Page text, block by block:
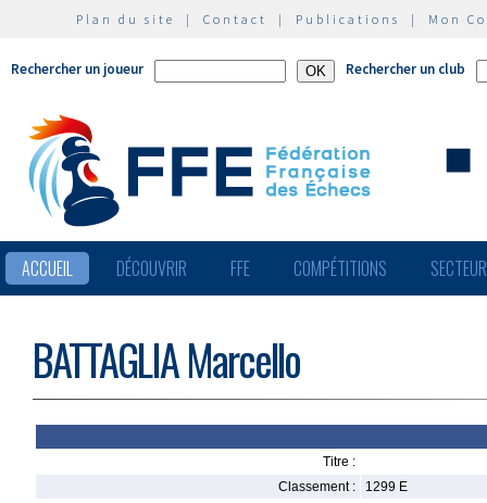
Plan du site | Contact | Publications | Mon
Rechercher un joueur Rechercher un club
ACCUEIL DÉCOUVRIR FFE COMPÉTITIONS
BATTAGLIA Marcello
Titre :
Classement :
1299 E